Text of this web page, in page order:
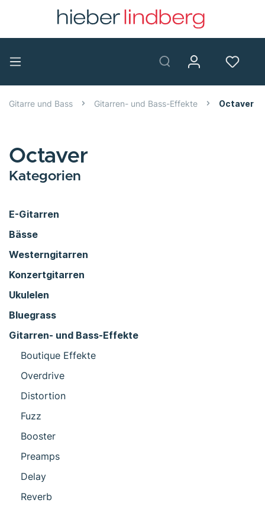
Gitarre und Bass Gitarren- und Bass-Effekte Octaver
Octaver
Kategorien
E-Gitarren
Bässe
Westerngitarren
Konzertgitarren
Ukulelen
Bluegrass
Gitarren- und Bass-Effekte
Boutique Effekte
Overdrive
Distortion
Fuzz
Booster
Preamps
Delay
Reverb